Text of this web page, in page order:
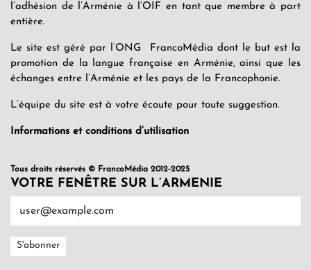
l’adhésion de l’Arménie à l’OIF en tant que membre à part
entière.
Le site est géré par l’ONG FrancoMédia dont le but est la
promotion de la langue française en Arménie, ainsi que les
échanges entre l’Arménie et les pays de la Francophonie.
L’équipe du site est à votre écoute pour toute suggestion.
Informations et conditions d’utilisation
Tous droits réservés © FrancoMédia 2012-2025
VOTRE FENÊTRE SUR L’ARMENIE